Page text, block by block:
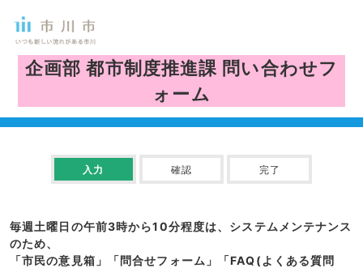
企画部 都市制度推進課 問い合わせフ
ォーム
入力 確認 完了
毎週土曜日の午前3時から10分程度は、システムメンテナンス
のため、
「市民の意見箱」「問合せフォーム」「FAQ(よくある質問